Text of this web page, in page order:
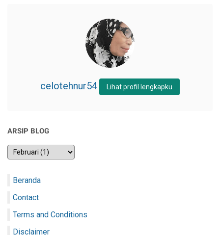
celotehnur54 Lihat profil lengkapku
ARSIP BLOG
Beranda
Contact
Terms and Conditions
Disclaimer